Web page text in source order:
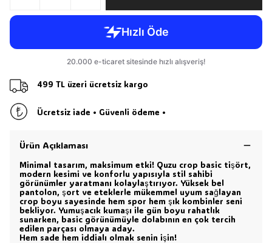
499 TL üzeri ücretsiz kargo
Ücretsiz iade • Güvenli ödeme •
Ürün Açıklaması
Minimal tasarım, maksimum etki! Quzu crop basic tişört,
modern kesimi ve konforlu yapısıyla stil sahibi
görünümler yaratmanı kolaylaştırıyor. Yüksek bel
pantolon, şort ve eteklerle mükemmel uyum sağlayan
crop boyu sayesinde hem spor hem şık kombinler seni
bekliyor. Yumuşacık kumaşı ile gün boyu rahatlık
sunarken, basic görünümüyle dolabının en çok tercih
edilen parçası olmaya aday.
Hem sade hem iddialı olmak senin işin!